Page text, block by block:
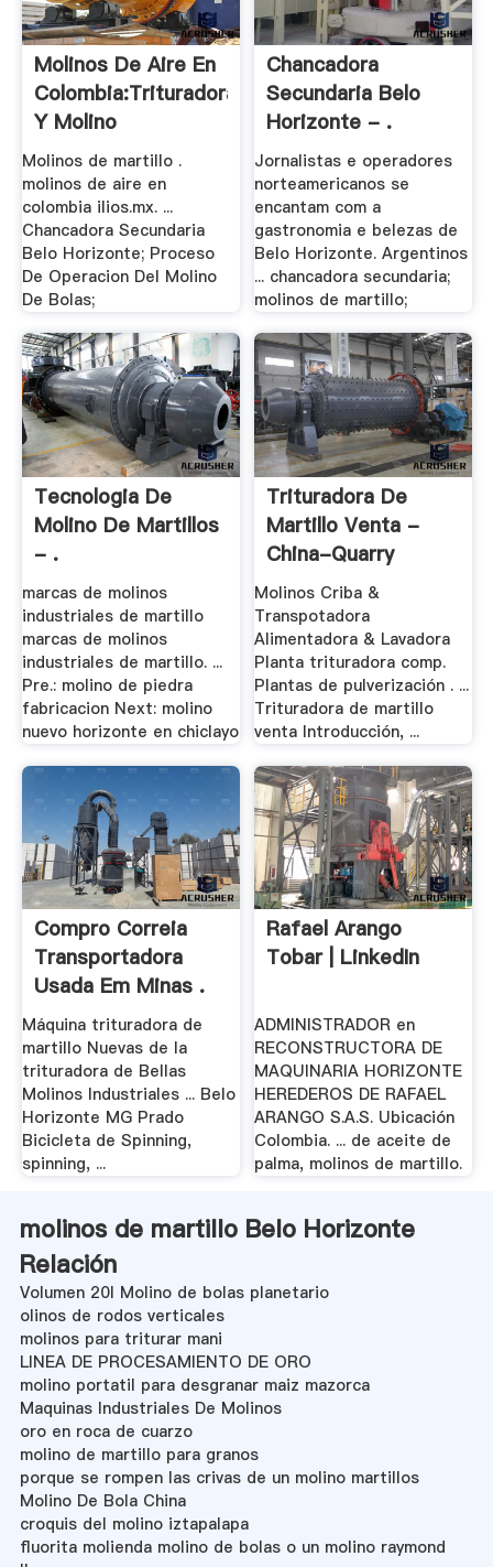
Molinos De Aire En
Colombia:Trituradora
Y Molino
Molinos de martillo .
molinos de aire en
colombia ilios.mx. ...
Chancadora Secundaria
Belo Horizonte; Proceso
De Operacion Del Molino
De Bolas;
Chancadora
Secundaria Belo
Horizonte - .
Jornalistas e operadores
norteamericanos se
encantam com a
gastronomia e belezas de
Belo Horizonte. Argentinos
... chancadora secundaria;
molinos de martillo;
Tecnologia De
Molino De Martillos
- .
marcas de molinos
industriales de martillo
marcas de molinos
industriales de martillo. ...
Pre.: molino de piedra
fabricacion Next: molino
nuevo horizonte en chiclayo
Trituradora De
Martillo Venta -
China-Quarry
Molinos Criba &
Transpotadora
Alimentadora & Lavadora
Planta trituradora comp.
Plantas de pulverización . ...
Trituradora de martillo
venta Introducción, ...
Compro Correia
Transportadora
Usada Em Minas .
Máquina trituradora de
martillo Nuevas de la
trituradora de Bellas
Molinos Industriales ... Belo
Horizonte MG Prado
Bicicleta de Spinning,
spinning, ...
Rafael Arango
Tobar | LinkedIn
ADMINISTRADOR en
RECONSTRUCTORA DE
MAQUINARIA HORIZONTE
HEREDEROS DE RAFAEL
ARANGO S.A.S. Ubicación
Colombia. ... de aceite de
palma, molinos de martillo.
molinos de martillo Belo Horizonte
Relación
Volumen 20l Molino de bolas planetario
olinos de rodos verticales
molinos para triturar mani
LINEA DE PROCESAMIENTO DE ORO
molino portatil para desgranar maiz mazorca
Maquinas Industriales De Molinos
oro en roca de cuarzo
molino de martillo para granos
porque se rompen las crivas de un molino martillos
Molino De Bola China
croquis del molino iztapalapa
fluorita molienda molino de bolas o un molino raymond